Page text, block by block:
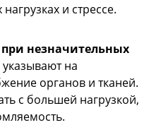
и стрессе.
незначительных
на
органов и тканей.
с большей нагрузкой,